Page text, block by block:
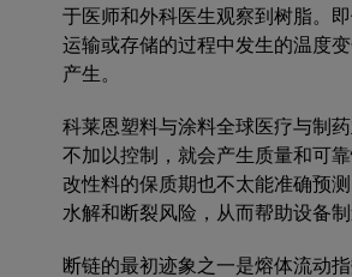
于医师和外科医生观察到树脂。
运输或存储的过程中发生的温度
产生。
科莱恩塑料与涂料全球医疗与制
不加以控制，就会产生质量和可
改性料的保质期也不太能准确预
水解和断裂风险，从而帮助设备
断链的最初迹象之一是熔体流动